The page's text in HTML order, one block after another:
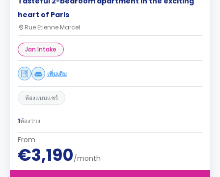
heart of Paris
Rue Etienne Marcel
Jan Intake
เพิ่มเติม
ห้องแบบแชร์
1ห้องว่าง
From
€3,190/month